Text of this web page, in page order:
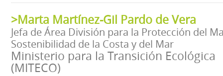
>Marta Martínez-Gil Pardo de Vera
Jefa de Área División para la Protección del
Sostenibilidad de la Costa y del Mar
Ministerio para la Transición Ecológica
(MITECO)